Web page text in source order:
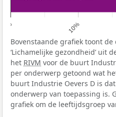
0% 10%
Bovenstaande grafiek toont
‘Lichamelijke gezondheid’ uit
het RIVM voor de buurt
per onderwerp getoond wat
buurt Industrie Oevers D is
onderwerp van toepassing is.
grafiek om de leeftijdsgroep